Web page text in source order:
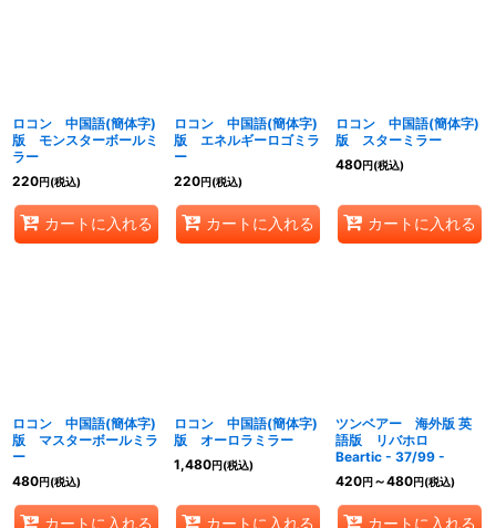
ロコン 中国語(簡体字)
版 モンスターボールミ
ラー
220円(税込)
カートに入れる
ロコン 中国語(簡体字)
版 エネルギーロゴミラ
ー
220円(税込)
カートに入れる
ロコン 中国語(簡体字)
版 スターミラー
480円(税込)
カートに入れる
ロコン 中国語(簡体字)
版 マスターボールミラ
ー
480円(税込)
カートに入れる
ロコン 中国語(簡体字)
版 オーロラミラー
1,480円(税込)
カートに入れる
ツンベアー 海外版 英
語版 リバホロ
Beartic - 37/99 -
420円～480円(税込)
カートに入れる